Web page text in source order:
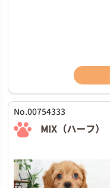
No.00754333
MIX（ハーフ）